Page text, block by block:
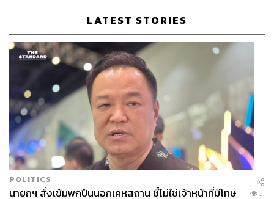
LATEST STORIES
POLITICS
นายกฯ สั่งเข้มพกปืนนอกเคหสถาน ชี้ไม่ใช่เจ้าหน้าที่มีโทษ
...